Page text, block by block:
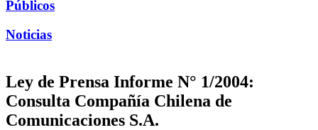
Públicos
Noticias
Ley de Prensa Informe N° 1/2004:
Consulta Compañía Chilena de
Comunicaciones S.A.